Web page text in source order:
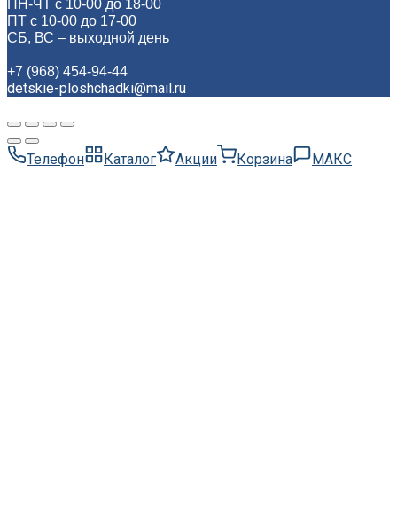
ПН-ЧТ с 10-00 до 18-00
ПТ с 10-00 до 17-00
СБ, ВС – выходной день
+7 (968) 454-94-44
detskie-ploshchadki@mail.ru
Телефон Каталог Акции Корзина МАКС